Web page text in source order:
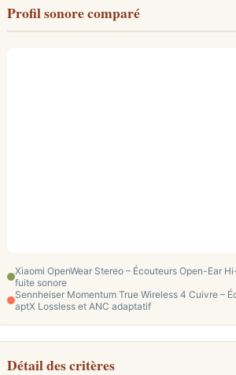
Profil sonore comparé
Xiaomi OpenWear Stereo – Écouteurs Open-Ear
fuite sonore
Sennheiser Momentum True Wireless 4 Cuivre –
aptX Lossless et ANC adaptatif
Détail des critères